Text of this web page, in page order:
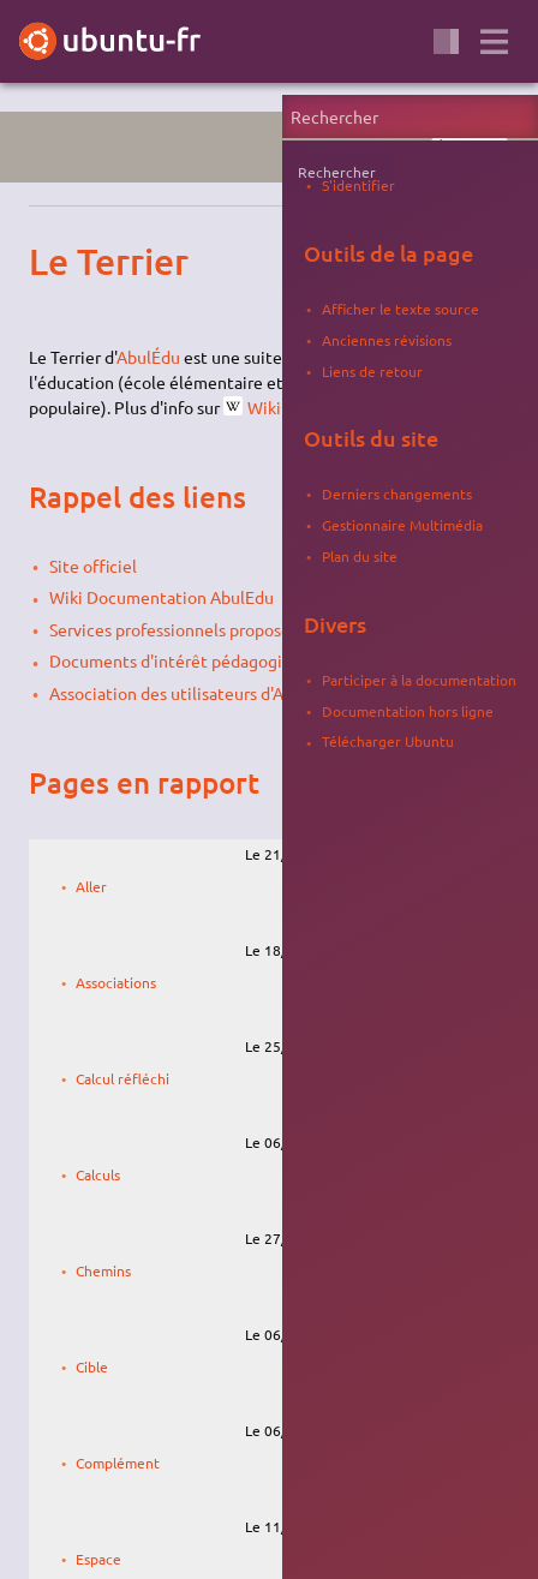
ÉDUCATION
Le Terrier
Le Terrier d'AbulÉdu est une suite de logiciels libres destinés à
l'éducation (école élémentaire et maternelle, éducation
populaire). Plus d'info sur
Wikipédia
Rappel des liens
Site officiel
Wiki Documentation AbulEdu
Services professionnels proposés pour AbulÉdu
Documents d'intérêt pédagogique libres
Association des utilisateurs d'AbulÉdu
Pages en rapport
Aller
Le 21/08/2009, 12:41
Associations
Le 18/08/2009, 08:53
Calcul réfléchi
Le 25/08/2009, 08:17
Calculs
Le 06/09/2009, 15:25
Chemins
Le 27/04/2010, 19:10
Cible
Le 06/09/2009, 15:52
Complément
Le 06/09/2009, 18:22
Espace
Le 11/09/2022, 11:49
Rechercher
S'identifier
Outils de la page
Afficher le texte source
Anciennes révisions
Liens de retour
Outils du site
Derniers changements
Gestionnaire Multimédia
Plan du site
Divers
Participer à la documentation
Documentation hors ligne
Télécharger Ubuntu